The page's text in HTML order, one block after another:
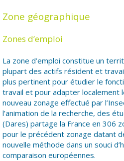
Zone géographique
Zones d’emploi
La zone d’emploi constitue un
plupart des actifs résident et
plus pertinent pour étudier le
travail et pour adapter localement
nouveau zonage effectué par
l’animation de la recherche, des
(Dares) partage la France en 306
pour le précédent zonage datant
nouvelle méthode dans un souci
comparaison européennes.